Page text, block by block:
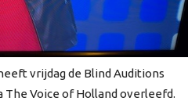
vrijdag de Blind Auditions
Voice of Holland overleefd.